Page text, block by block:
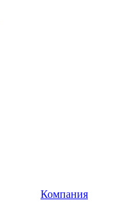
Компания